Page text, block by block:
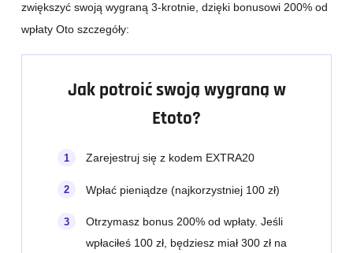
zwiększyć swoją wygraną 3-krotnie, dzięki bonusowi 200% od
wpłaty Oto szczegóły:
Jak potroić swoją wygraną w
Etoto?
Zarejestruj się z kodem EXTRA20
Wpłać pieniądze (najkorzystniej 100 zł)
Otrzymasz bonus 200% od wpłaty. Jeśli
wpłaciłeś 100 zł, będziesz miał 300 zł na